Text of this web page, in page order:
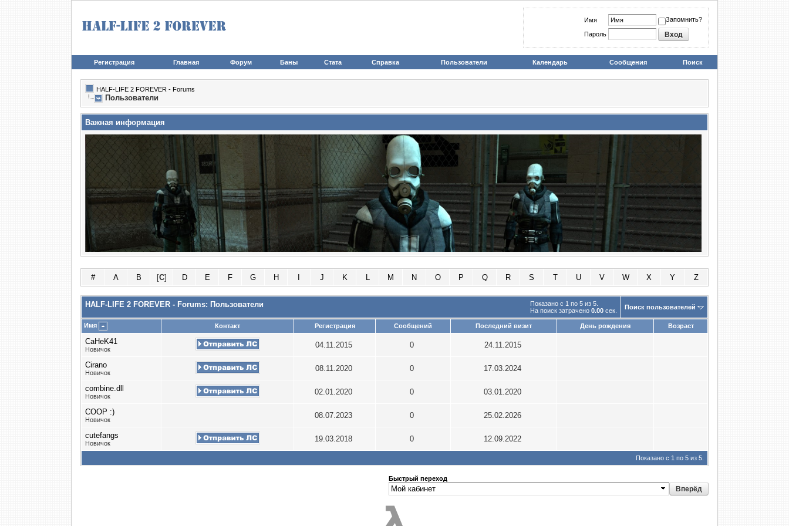
Имя Запомнить?
Пароль
Регистрация Главная Форум Баны Стата Справка Пользователи Календарь Сообщения Поиск
HALF-LIFE 2 FOREVER - Forums
Пользователи
Важная информация
# A B [C] D E F G H J K L M N O P Q R S T U V W X Y Z
Показано с 1 по 5 из 5.
На поиск затрачено 0.00 сек.
HALF-LIFE 2 FOREVER - Forums: Пользователи Поиск пользователей
Имя Контакт Регистрация Сообщений Последний визит День рождения Возраст
CaHeK41
Новичок 04.11.2015 0 24.11.2015
Cirano
Новичок 08.11.2020 0 17.03.2024
combine.dll
Новичок 02.01.2020 0 03.01.2020
COOP :)
Новичок 08.07.2023 0 25.02.2026
cutefangs
Новичок 19.03.2018 0 12.09.2022
Показано с 1 по 5 из 5.
Быстрый переход